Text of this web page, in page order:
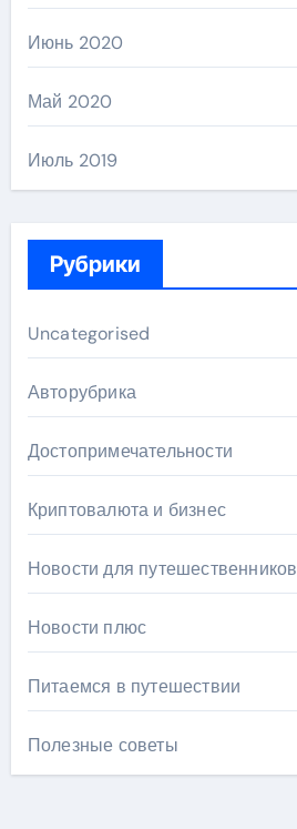
Июнь 2020
Май 2020
Июль 2019
Рубрики
Uncategorised
Авторубрика
Достопримечательности
Криптовалюта и бизнес
Новости для путешественников
Новости плюс
Питаемся в путешествии
Полезные советы